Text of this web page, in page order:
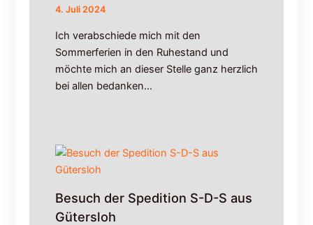
4. Juli 2024
Ich verabschiede mich mit den
Sommerferien in den Ruhestand und
möchte mich an dieser Stelle ganz herzlich
bei allen bedanken…
Besuch der Spedition S-D-S aus
Gütersloh
l
n
L
i
n
0
,
0
4